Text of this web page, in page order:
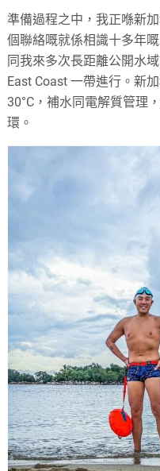
準備過程之中，我正喺新
個聯絡嘅就係相識十多年
同我來多次長距離公開水
East Coast 一帶進行。新
30°C，補水同電解質管理
環。